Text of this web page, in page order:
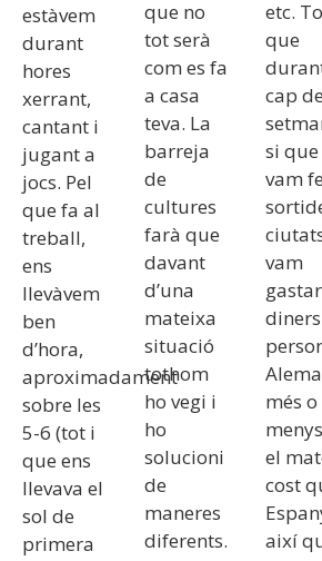
estàvem
durant
hores
xerrant,
cantant i
jugant a
jocs. Pel
que fa al
treball,
ens
llevàvem
ben
d’hora,
aproximadament
sobre les
5-6 (tot i
que ens
llevava el
sol de
primera
que no
tot serà
com es fa
a casa
teva. La
barreja
de
cultures
farà que
davant
d’una
mateixa
situació
tothom
ho vegi i
ho
solucioni
de
maneres
diferents.
etc.
que
cap de
si que
vam
vam
gastar
diners
més o
el
cost
així